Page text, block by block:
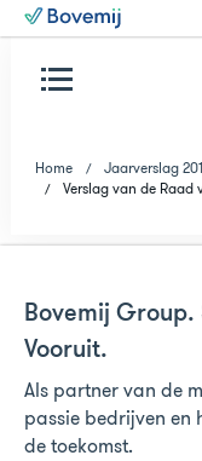
Home
Jaarverslag
Verslag van de Raad
Bovemij Group.
Vooruit.
Als partner van de
passie bedrijven en
de toekomst.